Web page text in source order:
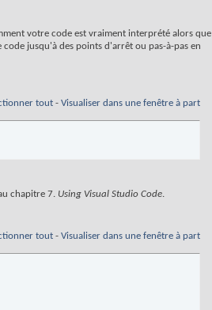
votre code est vraiment interprété alors que
jusqu'à des points d'arrêt ou pas-à-pas en
tout - Visualiser dans une fenêtre à part
chapitre 7. Using Visual Studio Code
tout - Visualiser dans une fenêtre à part